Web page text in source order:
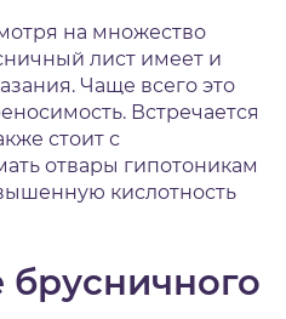
на множество
лист имеет и
Чаще всего это
Встречается
стоит с
отвары гипотоникам
кислотность